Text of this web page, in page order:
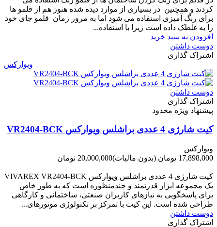
کردند و همچنین در بسیاری از موارد دیده شده هنوز هم از قلمو ها
برای رنگ آمیزی استفاده می شود اما به مرور زمان قلمو جای خود
را به غلطک داده است زیرا با استفاده...
افزودن به سبد خرید
دوست داشتن
اشتراک گذاری
ویوارکس
دوست داشتن
اشتراک گذاری
پیشنهاد ویژه محدود
کیت شارژی 4 عددی براشلس ویوارکس VR2404-BCK
ویوارکس
17,898,000 تومان
(بدون مالیات)20,000,000 تومان
کیت شارژی 4 عددی براشلس ویوارکس VIVAREX VR2404-BCK
یک مجموعه ابزار قدرتمند و چندمنظوره است که به طور خاص
برای پاسخگویی به نیازهای کاربران صنعتی، ساختمانی و کارگاهی
طراحی شده است. این کیت با تمرکز بر تکنولوژی موتورهای...
دوست داشتن
اشتراک گذاری